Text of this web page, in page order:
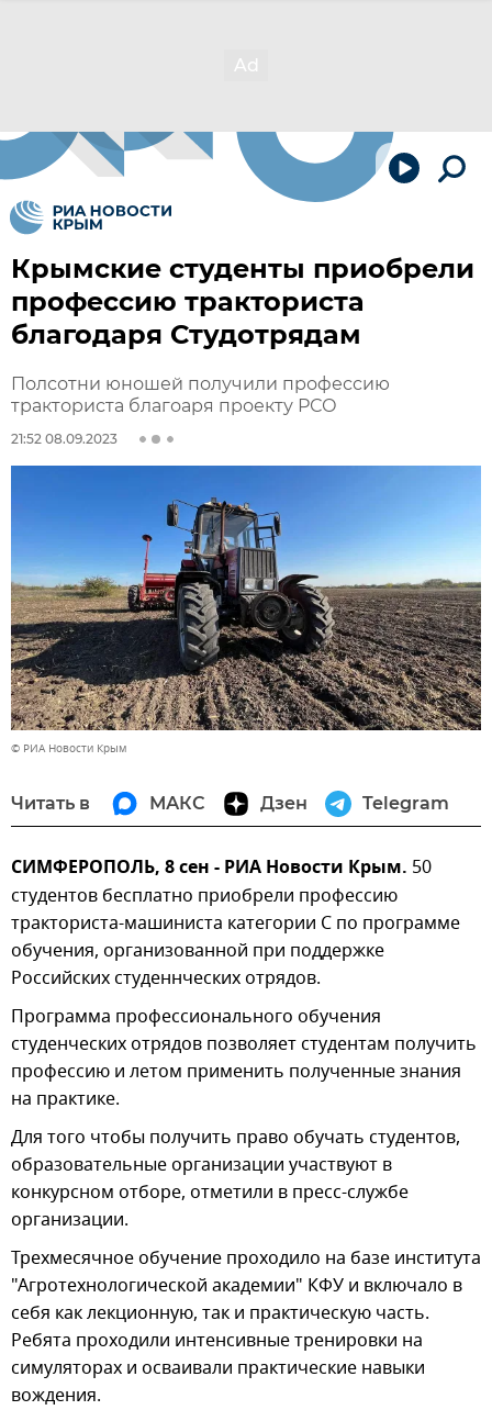
Крымские студенты приобрели
профессию тракториста
благодаря Студотрядам
Полсотни юношей получили профессию
тракториста благоаря проекту РСО
21:52 08.09.2023
© РИА Новости Крым
Читать в МАКС Дзен Telegram
СИМФЕРОПОЛЬ, 8 сен - РИА Новости Крым. 50
студентов бесплатно приобрели профессию
тракториста-машиниста категории С по программе
обучения, организованной при поддержке
Российских студеннческих отрядов.
Программа профессионального обучения
студенческих отрядов позволяет студентам получить
профессию и летом применить полученные знания
на практике.
Для того чтобы получить право обучать студентов,
образовательные организации участвуют в
конкурсном отборе, отметили в пресс-службе
организации.
Трехмесячное обучение проходило на базе института
"Агротехнологической академии" КФУ и включало в
себя как лекционную, так и практическую часть.
Ребята проходили интенсивные тренировки на
симуляторах и осваивали практические навыки
вождения.